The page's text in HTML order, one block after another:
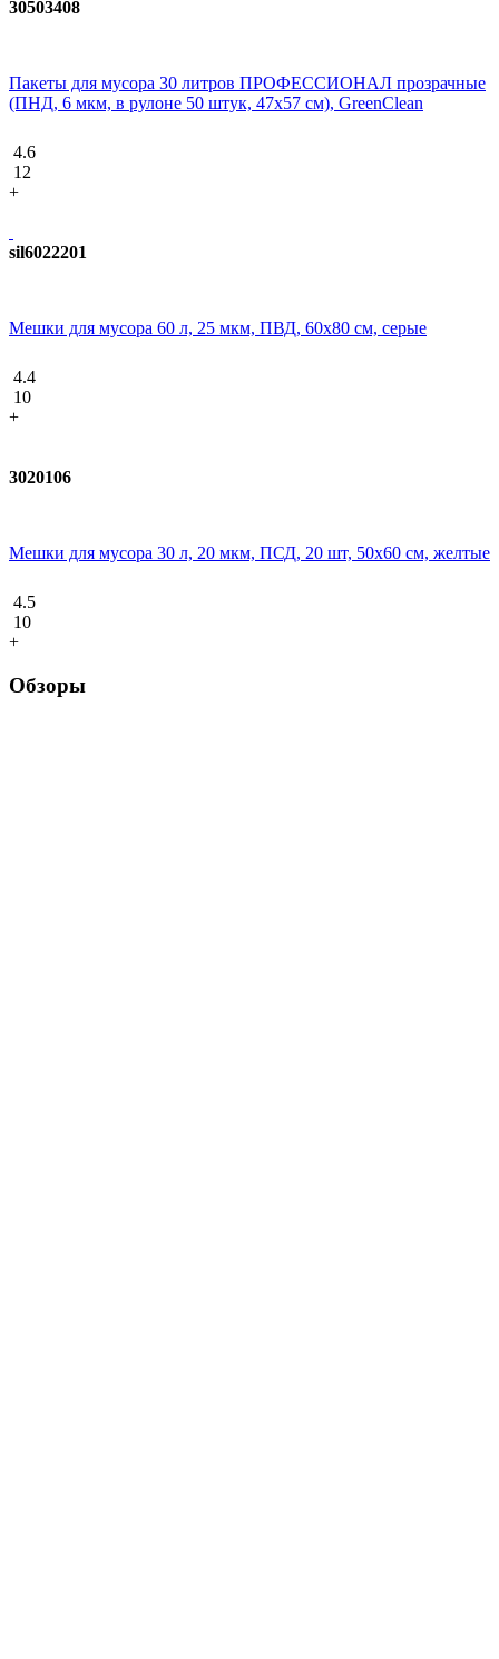
30503408
Пакеты для мусора 30 литров ПРОФЕССИОНАЛ прозрачные
(ПНД, 6 мкм, в рулоне 50 штук, 47х57 см), GreenClean
4.6
12
+
sil6022201
Мешки для мусора 60 л, 25 мкм, ПВД, 60х80 см, серые
4.4
10
+
3020106
Мешки для мусора 30 л, 20 мкм, ПСД, 20 шт, 50х60 см, желтые
4.5
10
+
Обзоры